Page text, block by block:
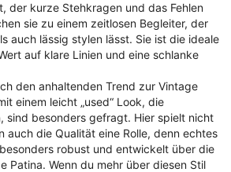
der kurze Stehkragen und das Fehlen
sie zu einem zeitlosen Begleiter, der
auch lässig stylen lässt. Sie ist die ideale
auf klare Linien und eine schlanke
den anhaltenden Trend zur Vintage
einem leicht „used“ Look, die
sind besonders gefragt. Hier spielt nicht
auch die Qualität eine Rolle, denn echtes
robust und entwickelt über die
Patina. Wenn du mehr über diesen Stil